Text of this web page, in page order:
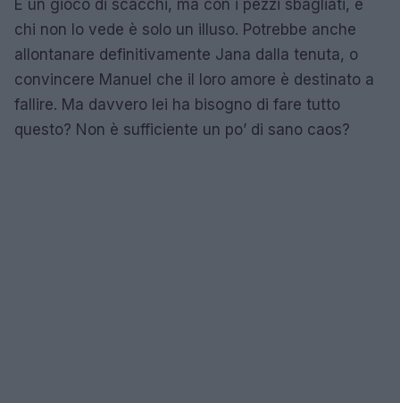
È un gioco di scacchi, ma con i pezzi sbagliati, e
chi non lo vede è solo un illuso. Potrebbe anche
allontanare definitivamente Jana dalla tenuta, o
convincere Manuel che il loro amore è destinato a
fallire. Ma davvero lei ha bisogno di fare tutto
questo? Non è sufficiente un po’ di sano caos?